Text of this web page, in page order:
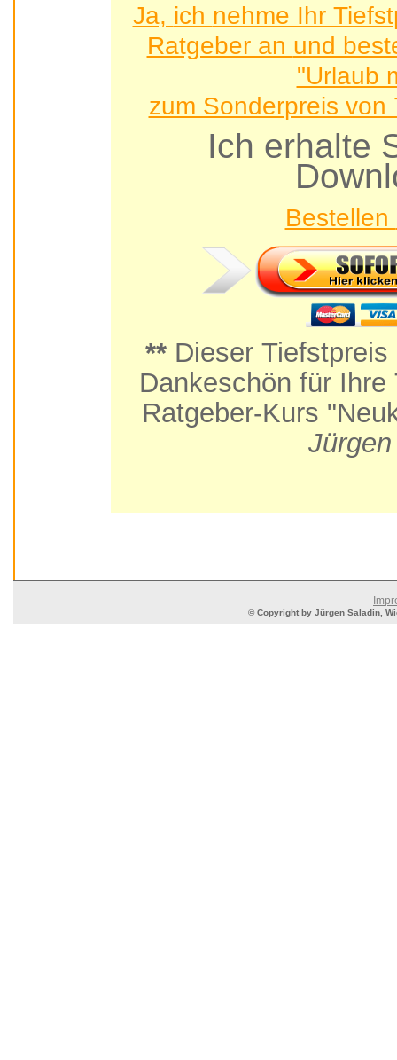
Ja, ich nehme Ihr Tiefstpreis-Angebot für dieses
Ratgeber
"Urlaub
zum Sonderpreis
Ich erhalte
**Dieser Tiefstpreis
Dankeschön für Ihre Teilnahme am Praxis-
Ratgeber-Kurs
© Copyright by Jürgen Saladin,